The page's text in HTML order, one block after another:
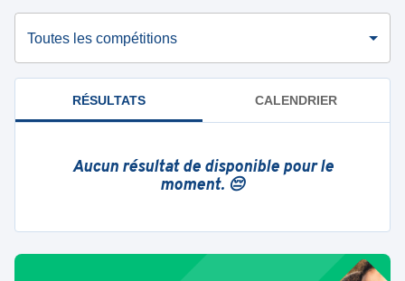
Toutes les compétitions
RÉSULTATS CALENDRIER
Aucun résultat de disponible pour le
moment. 😔